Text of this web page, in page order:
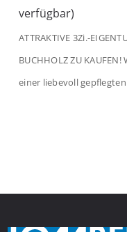
verfügbar)
ATTRAKTIVE 3Zi.-
BUCHHOLZ ZU
einer liebevoll